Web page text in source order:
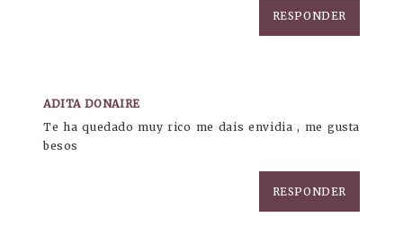
RESPONDER
ADITA DONAIRE
Te ha quedado muy rico me dais envidia , me gusta
besos
RESPONDER